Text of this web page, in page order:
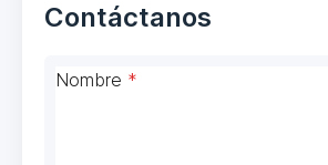
Contáctanos
Nombre *